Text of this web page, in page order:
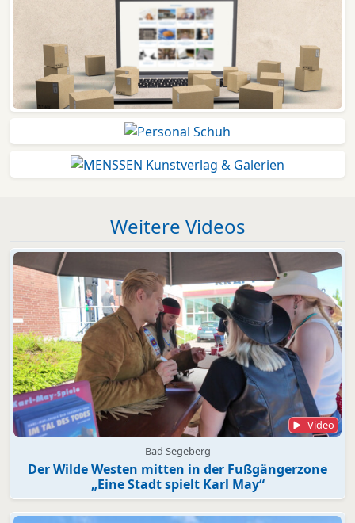
Weitere Videos
Video
Bad Segeberg
Der Wilde Westen mitten in der Fußgängerzone
„Eine Stadt spielt Karl May“